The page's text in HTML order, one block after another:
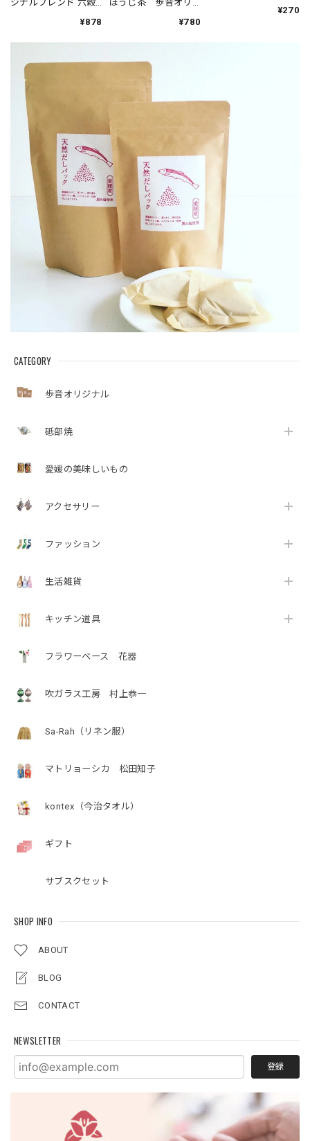
CATEGORY
歩音オリジナル
砥部焼
愛媛の美味しいもの
アクセサリー
ファッション
生活雑貨
キッチン道具
フラワーベース 花器
吹ガラス工房 村上恭一
Sa-Rah（リネン服）
マトリョーシカ 松田知子
kontex（今治タオル）
ギフト
サブスクセット
SHOP INFO
ABOUT
BLOG
CONTACT
NEWSLETTER
登録
ジナルブレンド 六穀
¥878
ほうじ茶 歩音オリ
¥780
¥270